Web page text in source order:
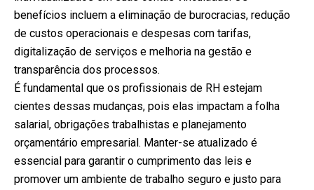
benefícios incluem a eliminação de burocracias, redução
de custos operacionais e despesas com tarifas,
digitalização de serviços e melhoria na gestão e
transparência dos processos.
É fundamental que os profissionais de RH estejam
cientes dessas mudanças, pois elas impactam a folha
salarial, obrigações trabalhistas e planejamento
orçamentário empresarial. Manter-se atualizado é
essencial para garantir o cumprimento das leis e
promover um ambiente de trabalho seguro e justo para